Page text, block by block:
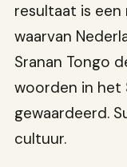
resultaat is
waarvan
Sranan Tongo
woorden in het
gewaardeerd.
cultuur.